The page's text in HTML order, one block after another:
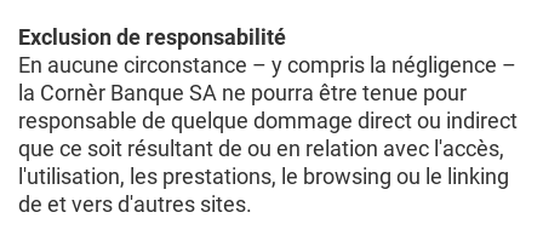
Exclusion de responsabilité
En aucune circonstance – y compris la négligence –
la Cornèr Banque SA ne pourra être tenue pour
responsable de quelque dommage direct ou indirect
que ce soit résultant de ou en relation avec l'accès,
l'utilisation, les prestations, le browsing ou le linking
de et vers d'autres sites.